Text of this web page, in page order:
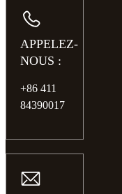
APPELEZ-
NOUS :
+86 411
84390017